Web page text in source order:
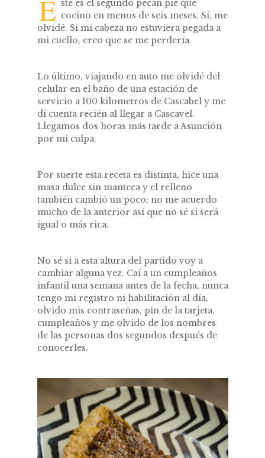
E ste es el segundo pecan pie que
cocino en menos de seis meses. Sí, me
olvidé. Si mi cabeza no estuviera pegada a
mi cuello, creo que se me perdería.
Lo último, viajando en auto me olvidé del
celular en el baño de una estación de
servicio a 100 kilometros de Cascabel y me
dí cuenta recién al llegar a Cascavel.
Llegamos dos horas más tarde a Asunción
por mi culpa.
Por suerte esta receta es distinta, hice una
masa dulce sin manteca y el relleno
también cambió un poco; no me acuerdo
mucho de la anterior así que no sé si será
igual o más rica.
No sé si a esta altura del partido voy a
cambiar alguna vez. Caí a un cumpleaños
infantil una semana antes de la fecha, nunca
tengo mi registro ni habilitación al día,
olvido mis contraseñas, pin de la tarjeta,
cumpleaños y me olvido de los nombres
de las personas dos segundos después de
conocerles.